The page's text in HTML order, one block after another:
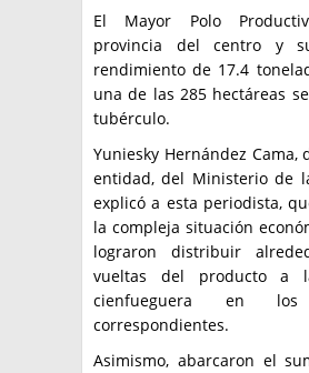
El Mayor Polo
provincia del centro y
rendimiento de 17.4
una de las 285 hectáreas
tubérculo.
Yuniesky Hernández Cama,
entidad, del Ministerio de
explicó a esta periodista,
la compleja situación
lograron distribuir
vueltas del producto a
cienfueguera en los
correspondientes.
Asimismo, abarcaron el